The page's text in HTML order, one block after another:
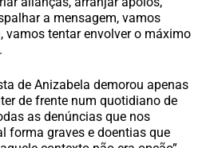
a mensagem, vamos
vamos tentar envolver o máximo
de Anizabela demorou apenas
de frente num quotidiano de
as denúncias que nos
forma graves e doentias que